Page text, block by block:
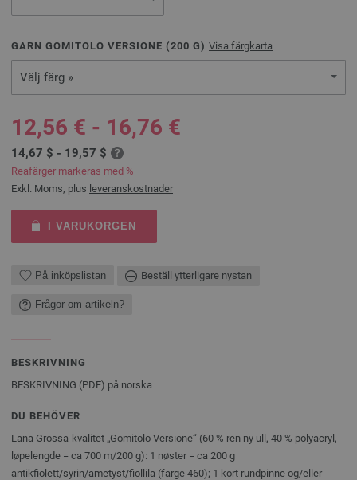
GARN GOMITOLO VERSIONE (200 G) Visa färgkarta
Välj färg »
12,56 € - 16,76 €
14,67 $ - 19,57 $
Reafärger markeras med %
Exkl. Moms, plus leveranskostnader
I VARUKORGEN
På inköpslistan Beställ ytterligare nystan
Frågor om artikeln?
BESKRIVNING
BESKRIVNING (PDF) på norska
DU BEHÖVER
Lana Grossa-kvalitet „Gomitolo Versione“ (60 % ren ny ull, 40 % polyacryl,
løpelengde = ca 700 m/200 g): 1 nøster = ca 200 g
antikfiolett/syrin/ametyst/fiollila (farge 460); 1 kort rundpinne og/eller